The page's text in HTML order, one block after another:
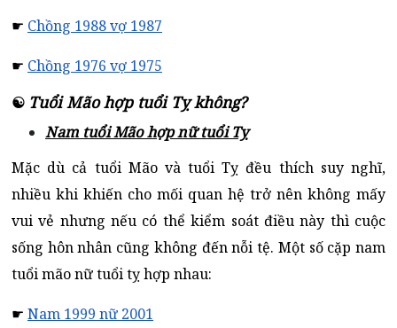
☛ Chồng 1988 vợ 1987
☛ Chồng 1976 vợ 1975
☯ Tuổi Mão hợp tuổi Tỵ không?
Nam tuổi Mão hợp nữ tuổi Tỵ
Mặc dù cả tuổi Mão và tuổi Tỵ đều thích suy nghĩ,
nhiều khi khiến cho mối quan hệ trở nên không mấy
vui vẻ nhưng nếu có thể kiểm soát điều này thì cuộc
sống hôn nhân cũng không đến nỗi tệ. Một số cặp nam
tuổi mão nữ tuổi tỵ hợp nhau:
☛ Nam 1999 nữ 2001